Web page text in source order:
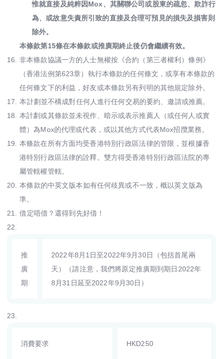
惟就直接及純粹因Mox、其關聯公司或股東的疏忽、欺詐行
為、或故意失責所引致的直接及合理可預見的損失及損害則
除外。
本條款第15條在本條款或推廣期終止後仍會繼續有效。
16.
非本條款協議一方的人士無權按《合約（第三者權利）條例》
（香港法例第623章）執行本條款的任何條文，或享有本條款的
任何條文下的利益，好友或本條款另有列明的其他規定除外。
17.
本計劃並不構成對任何人進行任何交易的要約、邀請或推薦。
18.
本計劃或其條款並未視作、暗⽰或表示推薦人（或任何⼈或實
體）為Mox的代理或代表，或以其他方式代表Mox招攬業務。
19.
本條款在所有⽅⾯均受香港特別⾏政區法律的管限，並根據香
港特別⾏政區法律的詮釋。雙⽅得受香港特別⾏政區法院的專
屬管轄權管轄。
20. 本條款的中英文版本如有任何歧異或不一致，概以英文版為
準。
21.
借定唔借？還得到先好借！
22.
推
廣
期
2022年8月1日至2022年9月30日（包括首尾兩
天）（請注意，我們將原定推廣期到期日2022年
8月31日延至2022年9月30日）
23.
消費要求 HKD250